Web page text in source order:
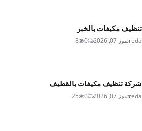
تنظيف مكيفات بالخبر
redaتموز 07, 2026 0
8
شركة تنظيف مكيفات بالقطيف
redaتموز 07, 2026 0
25